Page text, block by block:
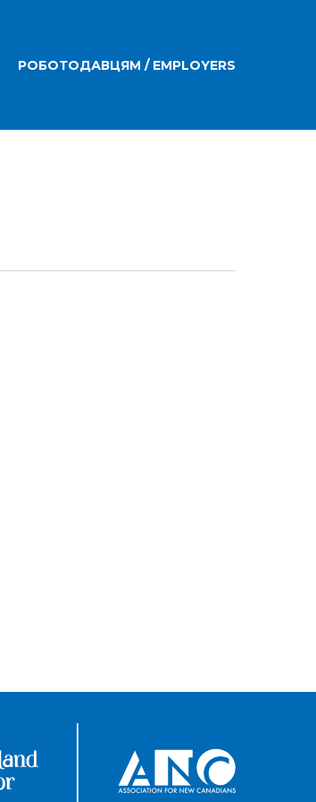
РОБОТОДАВЦЯМ / EMPLOYERS